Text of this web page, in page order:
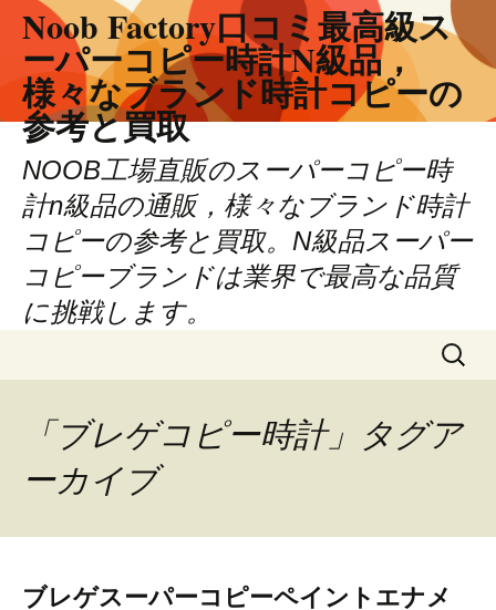
Noob Factory口コミ最高級ス
ーパーコピー時計N級品，
様々なブランド時計コピーの
参考と買取
NOOB工場直販のスーパーコピー時
計n級品の通販，様々なブランド時計
コピーの参考と買取。N級品スーパー
コピーブランドは業界で最高な品質
に挑戦します。
検
「ブレゲコピー時計」タグア
ーカイブ
ブレゲスーパーコピーペイントエナメ